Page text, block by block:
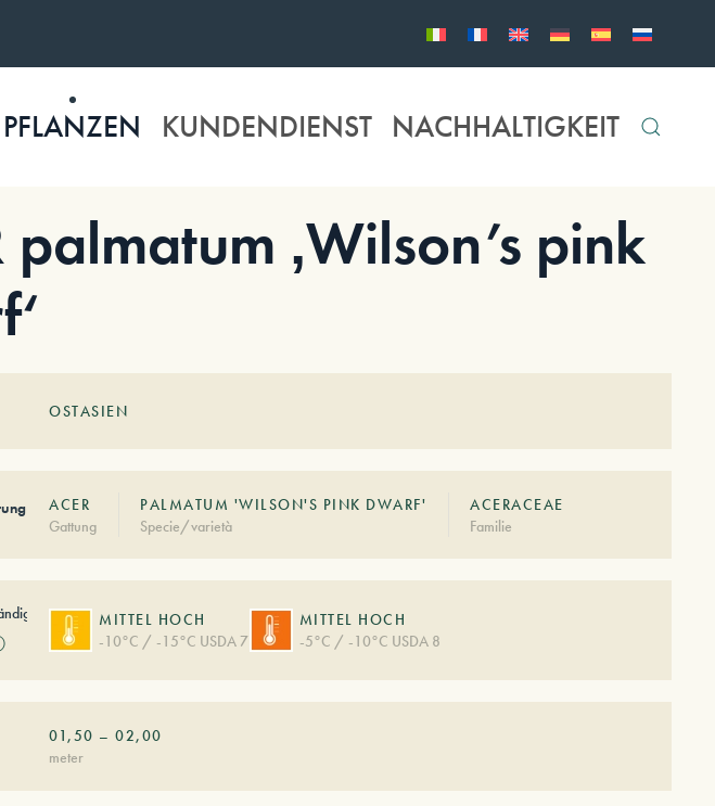
PFLANZEN KUNDENDIENST NACHHALTIGKEIT
palmatum ‚Wilson’s pink
OSTASIEN
ACER
Gattung
PALMATUM 'WILSON'S PINK DWARF'
Specie/varietà
ACERACEAE
Familie
MITTEL HOCH
-10°C / -15°C USDA 7
MITTEL HOCH
-5°C / -10°C USDA 8
01,50 –02,00
meter